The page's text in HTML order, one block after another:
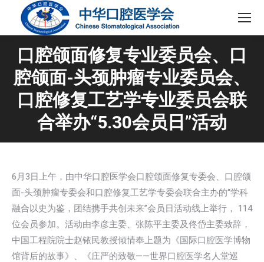
口腔颌面修复专业委员会、口
腔颌面-头颈肿瘤专业委员会、
口腔修复工艺学专业委员会联
合举办“5.30会员日”活动
6月3日上午，由中华口腔医学会口腔颌面修复专委会、口腔颌
面-头颈肿瘤专委会和口腔修复工艺学专委会联合主办的“学科
融合以史为鉴，团结携手共创未来”会员日活动线上举行， 114
位会员参加。活动由李彦主委、张陈平主委及佟岱主委致辞，
中国工程院院士赵铱民教授倾情奉上题为《国际口腔医学博物
馆背后的故事》、《庄严的致敬——世界口腔医学名人堂巡